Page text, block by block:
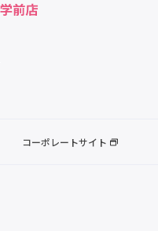
コーポレートサイト